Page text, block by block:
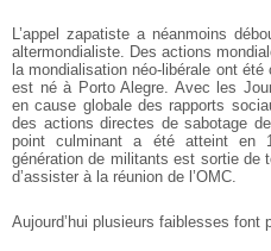
L’appel zapatiste a néanmoins
altermondialiste. Des actions
la mondialisation néo-libérale ont
est né à Porto Alegre. Avec les
en cause globale des rapports
des actions directes de sabotage
point culminant a été atteint en
génération de militants est sortie de
d’assister à la réunion de l’OMC.
Aujourd’hui plusieurs faiblesses font